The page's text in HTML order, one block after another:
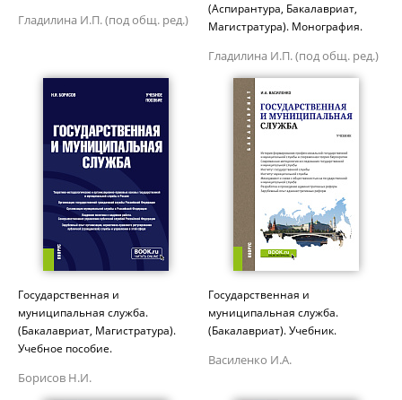
Гладилина И.П. (под общ. ред.)
(Аспирантура, Бакалавриат,
Магистратура). Монография.
Гладилина И.П. (под общ. ред.)
Государственная и
муниципальная служба.
(Бакалавриат, Магистратура).
Учебное пособие.
Борисов Н.И.
Государственная и
муниципальная служба.
(Бакалавриат). Учебник.
Василенко И.А.